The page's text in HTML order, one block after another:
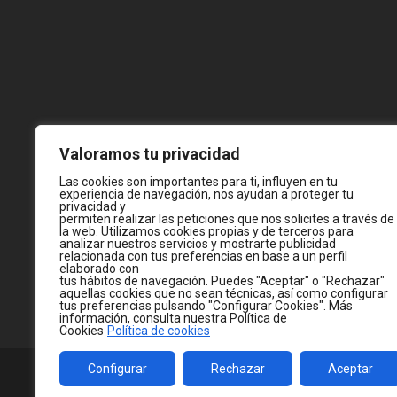
Valoramos tu privacidad
Las cookies son importantes para ti, influyen en tu
experiencia de navegación, nos ayudan a proteger tu
privacidad y
permiten realizar las peticiones que nos solicites a través de
la web. Utilizamos cookies propias y de terceros para
analizar nuestros servicios y mostrarte publicidad
relacionada con tus preferencias en base a un perfil
elaborado con
tus hábitos de navegación. Puedes "Aceptar" o "Rechazar"
aquellas cookies que no sean técnicas, así como configurar
tus preferencias pulsando "Configurar Cookies". Más
información, consulta nuestra Política de
Cookies Política de cookies
Configurar Rechazar Aceptar
© 2026WWW.JC-CASTELLA.COM— MADE WITH